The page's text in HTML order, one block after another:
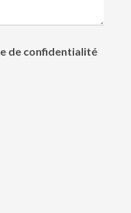
de confidentialité